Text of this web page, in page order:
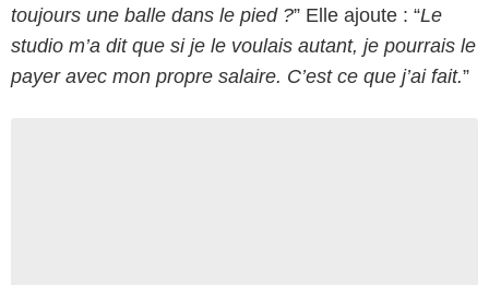
toujours une balle dans le pied ?” Elle ajoute : “Le
studio m’a dit que si je le voulais autant, je pourrais le
payer avec mon propre salaire. C’est ce que j’ai fait.”